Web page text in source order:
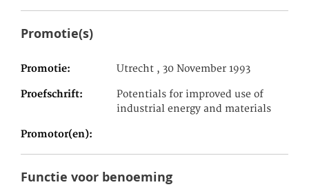
Promotie(s)
Promotie Utrecht , 30 November 1993
Proefschrift
Potentials for improved use of
industrial energy and materials
Promotor(en)
Functie voor benoeming